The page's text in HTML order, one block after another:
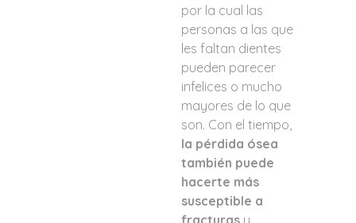
por la cual las
personas a las que
les faltan dientes
pueden parecer
infelices o mucho
mayores de lo que
son. Con el tiempo,
la pérdida ósea
también puede
hacerte más
susceptible a
fracturas y